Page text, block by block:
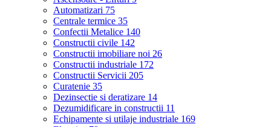
Automatizari 75
Centrale termice 35
Confectii Metalice 140
Constructii civile 142
Constructii imobiliare noi 26
Constructii industriale 172
Constructii Servicii 205
Curatenie 35
Dezinsectie si deratizare 14
Dezumidificare in constructii 11
Echipamente si utilaje industriale 169